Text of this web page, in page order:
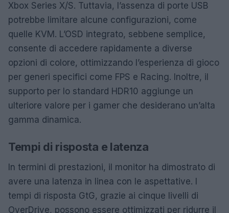
Xbox Series X/S. Tuttavia, l’assenza di porte USB
potrebbe limitare alcune configurazioni, come
quelle KVM. L’OSD integrato, sebbene semplice,
consente di accedere rapidamente a diverse
opzioni di colore, ottimizzando l’esperienza di gioco
per generi specifici come FPS e Racing. Inoltre, il
supporto per lo standard HDR10 aggiunge un
ulteriore valore per i gamer che desiderano un’alta
gamma dinamica.
Tempi di risposta e latenza
In termini di prestazioni, il monitor ha dimostrato di
avere una latenza in linea con le aspettative. I
tempi di risposta GtG, grazie ai cinque livelli di
OverDrive, possono essere ottimizzati per ridurre il